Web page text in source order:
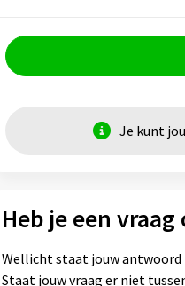
Je kunt
Heb je een
Wellicht staat jouw antwoord
Staat jouw vraag er niet